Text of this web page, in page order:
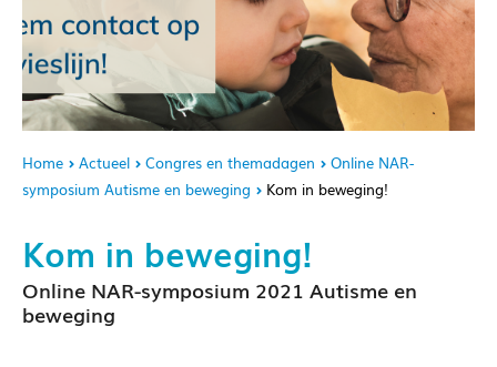
Home Actueel Congres en themadagen
Online NAR-
symposium Autisme en beweging
Kom in beweging!
Kom in beweging!
Online NAR-symposium 2021 Autisme en
beweging